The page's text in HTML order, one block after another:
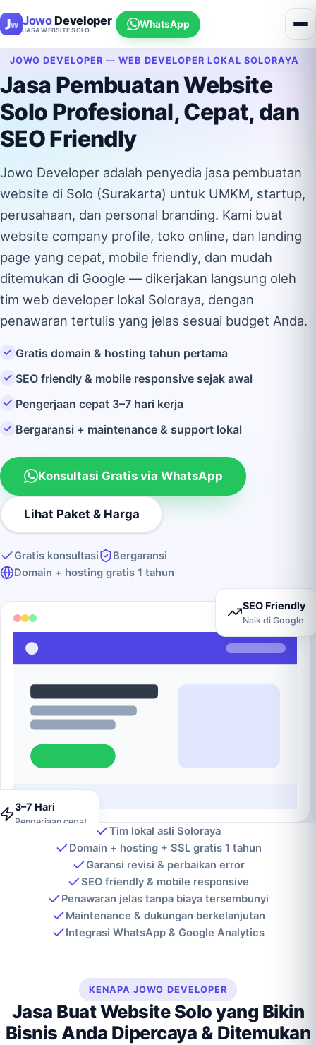
JowoDeveloper
JASA WEBSITE SOLO
WhatsApp
JOWO DEVELOPER — WEB DEVELOPER LOKAL SOLORAYA
Jasa Pembuatan Website
Solo Profesional, Cepat, dan
SEO Friendly
Jowo Developer adalah penyedia jasa pembuatan
website di Solo (Surakarta) untuk UMKM, startup,
perusahaan, dan personal branding. Kami buat
website company profile, toko online, dan landing
page yang cepat, mobile friendly, dan mudah
ditemukan di Google — dikerjakan langsung oleh
tim web developer lokal Soloraya, dengan
penawaran tertulis yang jelas sesuai budget Anda.
Gratis domain & hosting tahun pertama
SEO friendly & mobile responsive sejak awal
Pengerjaan cepat 3–7 hari kerja
Bergaransi + maintenance & support lokal
Konsultasi Gratis via WhatsApp
Lihat Paket & Harga
Gratis konsultasi
Bergaransi
Domain + hosting gratis 1 tahun
SEO Friendly
Naik di Google
3–7 Hari
Pengerjaan cepat
Tim lokal asli Soloraya
Domain + hosting + SSL gratis 1 tahun
Garansi revisi & perbaikan error
SEO friendly & mobile responsive
Penawaran jelas tanpa biaya tersembunyi
Maintenance & dukungan berkelanjutan
Integrasi WhatsApp & Google Analytics
KENAPA JOWO DEVELOPER
Jasa Buat Website Solo yang Bikin
Bisnis Anda Dipercaya & Ditemukan